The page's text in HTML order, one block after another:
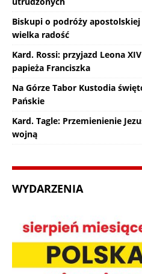
Biskupi o podróży apostolskiej
wielka radość
Kard. Rossi: przyjazd Leona
papieża Franciszka
Na Górze Tabor Kustodia
Pańskie
Kard. Tagle: Przemienienie
wojną
WYDARZENIA